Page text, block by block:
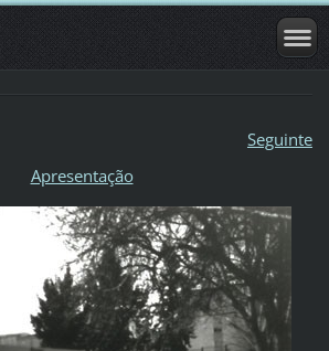
Seguinte
Apresentação